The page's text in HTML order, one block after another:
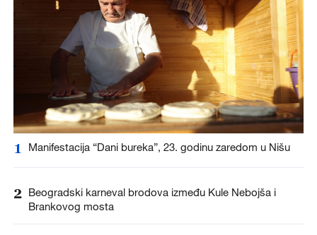
1 Manifestacija “Dani bureka”, 23. godinu zaredom u Nišu
2 Beogradski karneval brodova između Kule Nebojša i
Brankovog mosta